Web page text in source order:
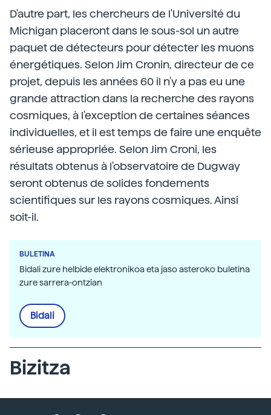
D'autre part, les chercheurs de l'Université du
Michigan placeront dans le sous-sol un autre
paquet de détecteurs pour détecter les muons
énergétiques. Selon Jim Cronin, directeur de ce
projet, depuis les années 60 il n'y a pas eu une
grande attraction dans la recherche des rayons
cosmiques, à l'exception de certaines séances
individuelles, et il est temps de faire une enquête
sérieuse appropriée. Selon Jim Croni, les
résultats obtenus à l'observatoire de Dugway
seront obtenus de solides fondements
scientifiques sur les rayons cosmiques. Ainsi
soit-il.
BULETINA
Bidali zure helbide elektronikoa eta jaso asteroko buletina
zure sarrera-ontzian
Bidali
Bizitza